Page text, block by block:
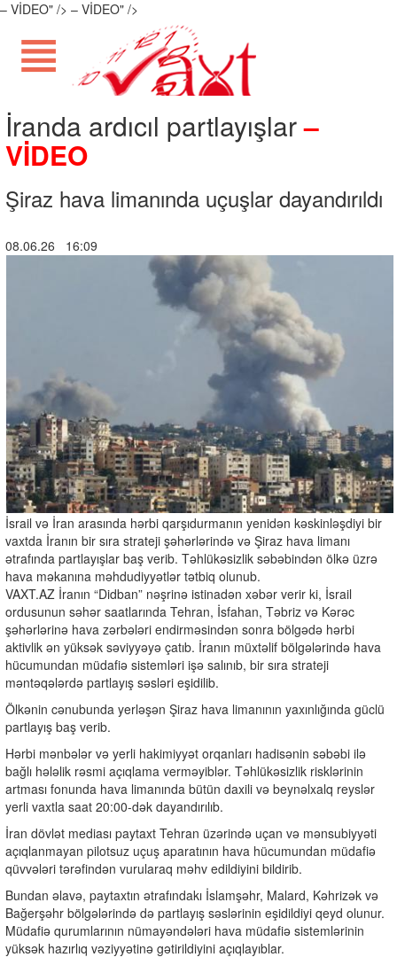
– VİDEO" /> – VİDEO" />
İranda ardıcıl partlayışlar–
VİDEO
Şiraz hava limanında uçuşlar dayandırıldı
08.06.26 16:09
İsrail və İran arasında hərbi qarşıdurmanın yenidən kəskinləşdiyi bir
vaxtda İranın bir sıra strateji şəhərlərində və Şiraz hava limanı
ətrafında partlayışlar baş verib. Təhlükəsizlik səbəbindən ölkə üzrə
hava məkanına məhdudiyyətlər tətbiq olunub.
VAXT.AZ İranın “Didban” nəşrinə istinadən xəbər verir ki, İsrail
ordusunun səhər saatlarında Tehran, İsfahan, Təbriz və Kərəc
şəhərlərinə hava zərbələri endirməsindən sonra bölgədə hərbi
aktivlik ən yüksək səviyyəyə çatıb. İranın müxtəlif bölgələrində hava
hücumundan müdafiə sistemləri işə salınıb, bir sıra strateji
məntəqələrdə partlayış səsləri eşidilib.
Ölkənin cənubunda yerləşən Şiraz hava limanının yaxınlığında güclü
partlayış baş verib.
Hərbi mənbələr və yerli hakimiyyət orqanları hadisənin səbəbi ilə
bağlı hələlik rəsmi açıqlama verməyiblər. Təhlükəsizlik risklərinin
artması fonunda hava limanında bütün daxili və beynəlxalq reyslər
yerli vaxtla saat 20:00-dək dayandırılıb.
İran dövlət mediası paytaxt Tehran üzərində uçan və mənsubiyyəti
açıqlanmayan pilotsuz uçuş aparatının hava hücumundan müdafiə
qüvvələri tərəfindən vurularaq məhv edildiyini bildirib.
Bundan əlavə, paytaxtın ətrafındakı İslamşəhr, Malard, Kəhrizək və
Bağerşəhr bölgələrində də partlayış səslərinin eşidildiyi qeyd olunur.
Müdafiə qurumlarının nümayəndələri hava müdafiə sistemlərinin
yüksək hazırlıq vəziyyətinə gətirildiyini açıqlayıblar.